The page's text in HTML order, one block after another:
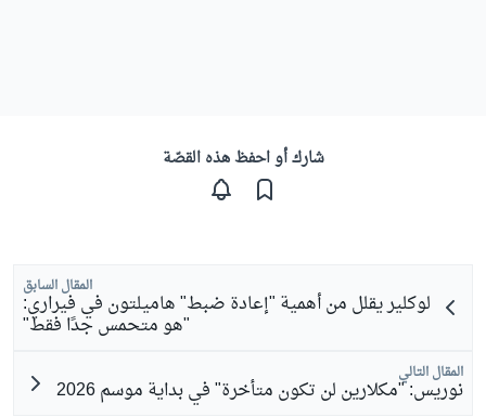
شارك أو احفظ هذه القصّة
المقال السابق
لوكلير يقلل من أهمية "إعادة ضبط" هاميلتون في فيراري:
"هو متحمس جدًا فقط"
المقال التالي
نوريس: "مكلارين لن تكون متأخرة" في بداية موسم 2026